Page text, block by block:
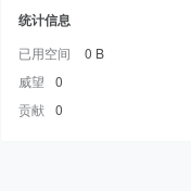
统计信息
已用空间 0 B
威望
0
贡献 0